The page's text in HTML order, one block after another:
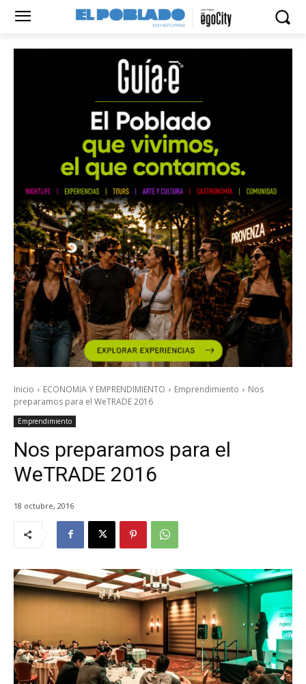
Inicio ECONOMIA Y EMPRENDIMIENTO Emprendimiento
Nos
preparamos para el WeTRADE 2016
Emprendimiento
Nos preparamos para el
WeTRADE 2016
18 octubre, 2016